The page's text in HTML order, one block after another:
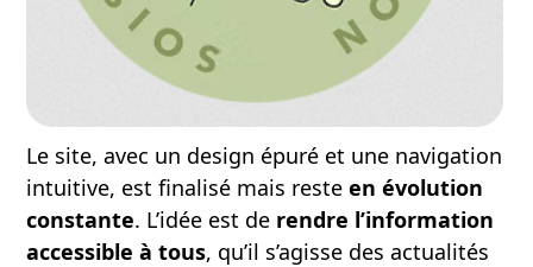
Le site, avec un design épuré et une navigation
intuitive, est finalisé mais reste en évolution
constante. L’idée est de rendre l’information
accessible à tous, qu’il s’agisse des actualités